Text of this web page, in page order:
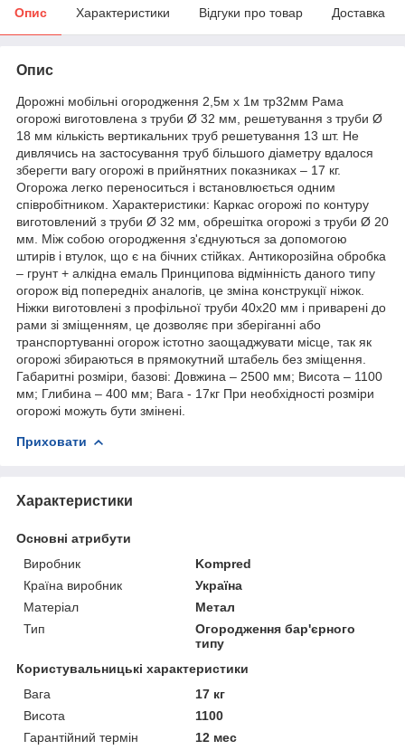
Опис Характеристики Відгуки про товар Доставка
Опис
Дорожні мобільні огородження 2,5м х 1м тр32мм Рама
огорожі виготовлена з труби Ø 32 мм, решетування з труби Ø
18 мм кількість вертикальних труб решетування 13 шт. Не
дивлячись на застосування труб більшого діаметру вдалося
зберегти вагу огорожі в прийнятних показниках – 17 кг.
Огорожа легко переноситься і встановлюється одним
співробітником. Характеристики: Каркас огорожі по контуру
виготовлений з труби Ø 32 мм, обрешітка огорожі з труби Ø 20
мм. Між собою огородження з'єднуються за допомогою
штирів і втулок, що є на бічних стійках. Антикорозійна обробка
– грунт + алкідна емаль Принципова відмінність даного типу
огорож від попередніх аналогів, це зміна конструкції ніжок.
Ніжки виготовлені з профільної труби 40х20 мм і приварені до
рами зі зміщенням, це дозволяє при зберіганні або
транспортуванні огорож істотно заощаджувати місце, так як
огорожі збираються в прямокутний штабель без зміщення.
Габаритні розміри, базові: Довжина – 2500 мм; Висота – 1100
мм; Глибина – 400 мм; Вага - 17кг При необхідності розміри
огорожі можуть бути змінені.
Приховати
Характеристики
Основні атрибути
Виробник
Kompred
Країна виробник
Україна
Матеріал
Метал
Тип
Огородження бар'єрного
типу
Користувальницькі характеристики
Вага
17 кг
Висота
1100
Гарантійний термін
12 мес